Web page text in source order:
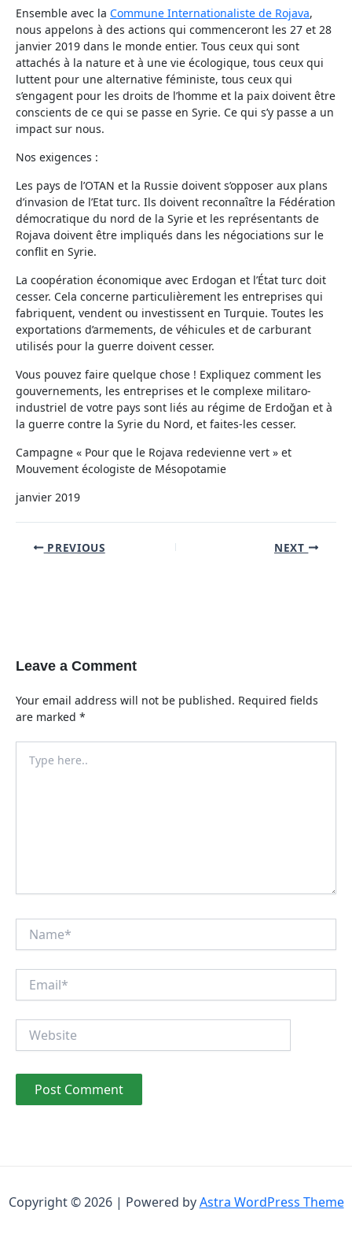
Ensemble avec la Commune Internationaliste de Rojava,
nous appelons à des actions qui commenceront les 27 et 28
janvier 2019 dans le monde entier. Tous ceux qui sont
attachés à la nature et à une vie écologique, tous ceux qui
luttent pour une alternative féministe, tous ceux qui
s’engagent pour les droits de l’homme et la paix doivent être
conscients de ce qui se passe en Syrie. Ce qui s’y passe a un
impact sur nous.
Nos exigences :
Les pays de l’OTAN et la Russie doivent s’opposer aux plans
d’invasion de l’Etat turc. Ils doivent reconnaître la Fédération
démocratique du nord de la Syrie et les représentants de
Rojava doivent être impliqués dans les négociations sur le
conflit en Syrie.
La coopération économique avec Erdogan et l’État turc doit
cesser. Cela concerne particulièrement les entreprises qui
fabriquent, vendent ou investissent en Turquie. Toutes les
exportations d’armements, de véhicules et de carburant
utilisés pour la guerre doivent cesser.
Vous pouvez faire quelque chose ! Expliquez comment les
gouvernements, les entreprises et le complexe militaro-
industriel de votre pays sont liés au régime de Erdoğan et à
la guerre contre la Syrie du Nord, et faites-les cesser.
Campagne « Pour que le Rojava redevienne vert » et
Mouvement écologiste de Mésopotamie
janvier 2019
Post PREVIOUS NEXT
Leave a Comment
Your email address will not be published. Required fields
are marked *
here..
Copyright © 2026 | Powered byAstra WordPress Theme